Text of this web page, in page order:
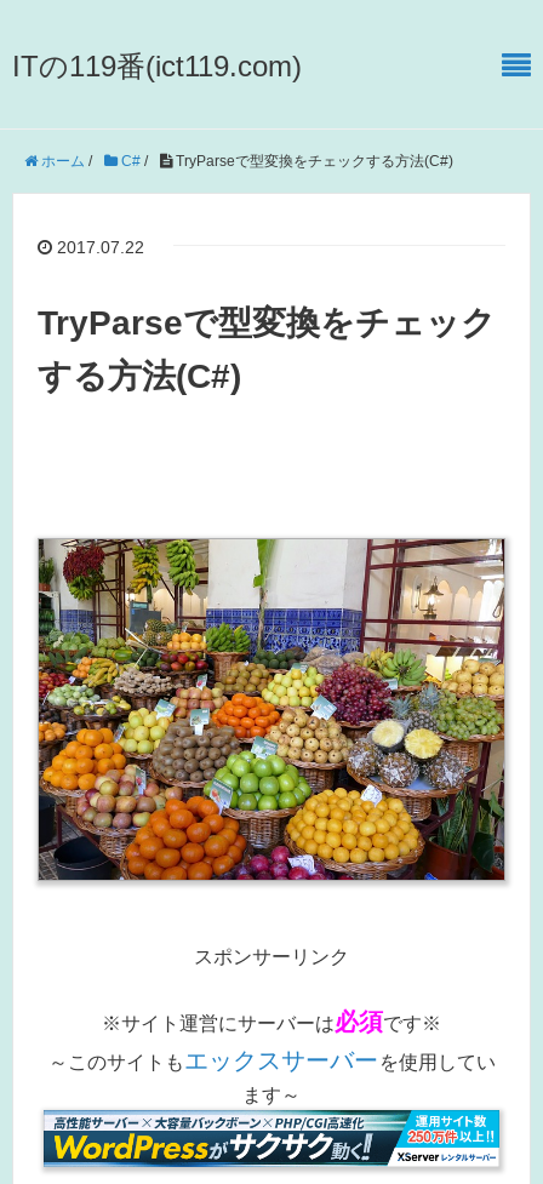
ITの119番(ict119.com)
ホーム / C# / TryParseで型変換をチェックする方法(C#)
2017.07.22
TryParseで型変換をチェック
する方法(C#)
スポンサーリンク
※サイト運営にサーバーは必須です※
～このサイトもエックスサーバー を使用してい
ます～